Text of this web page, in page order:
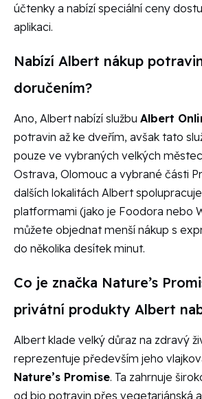
účtenky a nabízí speciální ceny
aplikaci.
Nabízí Albert nákup
doručením?
Ano, Albert nabízí službu Albert
potravin až ke dveřím, avšak tato
pouze ve vybraných velkých
Ostrava, Olomouc a vybrané části
dalších lokalitách Albert
platformami (jako je Foodora nebo
můžete objednat menší nákup s
do několika desítek minut.
Co je značka Nature’s
privátní produkty Albert
Albert klade velký důraz na zdravý
reprezentuje především jeho
Nature’s Promise. Ta zahrnuje
od bio potravin přes vegetariánská